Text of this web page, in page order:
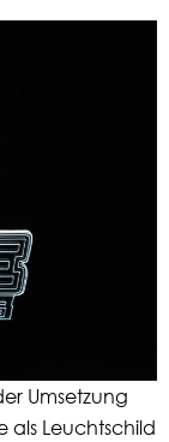
Umsetzung
als Leuchtschild